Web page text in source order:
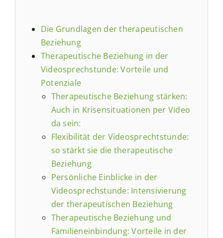
Die Grundlagen der therapeutischen
Beziehung
Therapeutische Beziehung in der
Videosprechstunde: Vorteile und
Potenziale
Therapeutische Beziehung stärken:
Auch in Krisensituationen per Video
da sein:
Flexibilität der Videosprechtstunde:
so stärkt sie die therapeutische
Beziehung
Persönliche Einblicke in der
Videosprechstunde: Intensivierung
der therapeutischen Beziehung
Therapeutische Beziehung und
Familieneinbindung: Vorteile in der